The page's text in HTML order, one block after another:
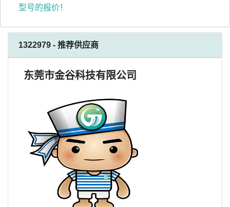
型号的报价！
1322979 - 推荐供应商
东莞市金谷科技有限公司